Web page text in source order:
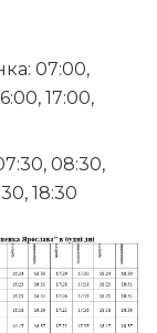
07:00,
17:00,
08:30,
18:30